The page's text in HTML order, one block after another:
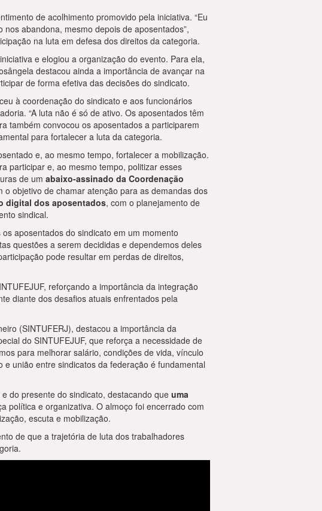
de acolhimento promovido pela iniciativa. “Eu
abandona, mesmo depois de aposentados”,
na luta em defesa dos direitos da categoria.
e elogiou a organização do evento. Para ela,
destacou ainda a importância de avançar na
de forma efetiva das decisões do sindicato.
à coordenação do sindicato e aos funcionários
“A luta não é só de ativo. Os aposentados têm
também convocou os aposentados a participarem
para fortalecer a luta da categoria.
e, ao mesmo tempo, fortalecer a mobilização.
participar e, ao mesmo tempo, politizar esses
de um abaixo-assinado da Coordenação
objetivo de chamar atenção para as demandas dos
digital dos aposentados, com o planejamento de
sindical.
aposentados do sindicato em um momento
questões a serem decididas e dependemos deles
pode resultar em perdas de direitos,
reforçando a importância da integração
diante dos desafios atuais enfrentados pela
(SINTUFERJ), destacou a importância da
do SINTUFEJUF, que reforça a necessidade de
para melhorar salário, condições de vida, vínculo
união entre sindicatos da federação é fundamental
do presente do sindicato, destacando que uma
política e organizativa. O almoço foi encerrado com
escuta e mobilização.
de que a trajetória de luta dos trabalhadores